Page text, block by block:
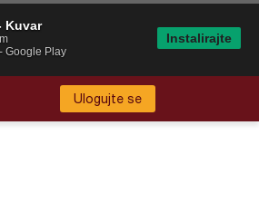
Ulogujte se
Kuvar
Google Play
Instalirajte